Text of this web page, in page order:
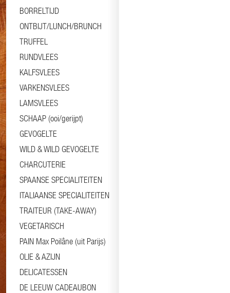
BORRELTIJD
ONTBIJT/LUNCH/BRUNCH
TRUFFEL
RUNDVLEES
KALFSVLEES
VARKENSVLEES
LAMSVLEES
SCHAAP (ooi/gerijpt)
GEVOGELTE
WILD & WILD GEVOGELTE
CHARCUTERIE
SPAANSE SPECIALITEITEN
ITALIAANSE SPECIALITEITEN
TRAITEUR (TAKE-AWAY)
VEGETARISCH
PAIN Max Poilâne (uit Parijs)
OLIE & AZIJN
DELICATESSEN
DE LEEUW CADEAUBON